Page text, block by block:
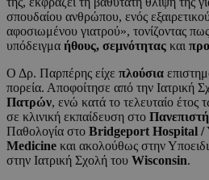
σπουδαίου ανθρώπου, ενός
αφοσιωμένου γιατρού», τονίζοντας
υπόδειγμα ήθους, σεμνότητας και
Ο Δρ. Παρπέρης είχε πλούσια
πορεία. Αποφοίτησε από την Ιατρική
Πατρών, ενώ κατά το τελευταίο
σε κλινική εκπαίδευση στο
Παθολογία στο Bridgeport Hospital /
Medicine και ακολούθως στην
στην Ιατρική Σχολή του Wisconsin.